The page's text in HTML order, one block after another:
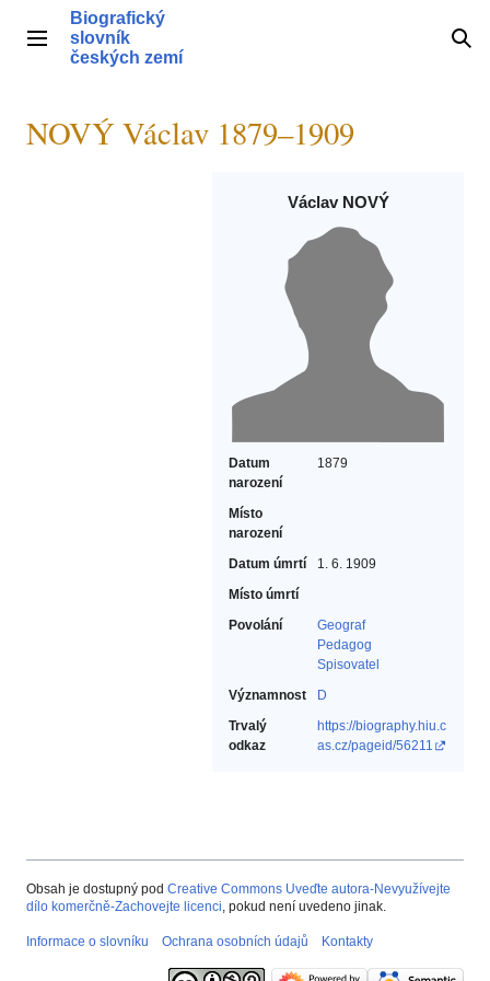
obsahHlavní menu
Biografický
slovník
českých zemí
NOVÝ Václav 1879–1909
Václav NOVÝ
Datum
narození
1879
Místo
narození
Datum úmrtí
1. 6. 1909
Místo úmrtí
Povolání
Geograf‎
Pedagog‎
Spisovatel‎
Významnost
D
Trvalý
odkaz
https://biography.hiu.c
as.cz/pageid/56211
Obsah je dostupný pod Creative Commons Uveďte autora-Nevyužívejte
dílo komerčně-Zachovejte licenci, pokud není uvedeno jinak.
Informace o slovníku Ochrana osobních údajů Kontakty